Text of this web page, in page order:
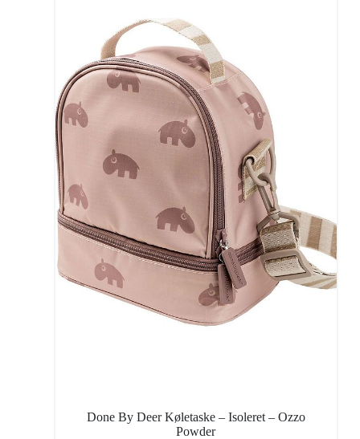
Done By Deer Køletaske – Isoleret – Ozzo
Powder